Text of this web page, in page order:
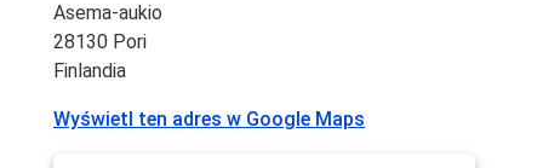
Asema-aukio
28130 Pori
Finlandia
Wyświetl ten adres w Google Maps